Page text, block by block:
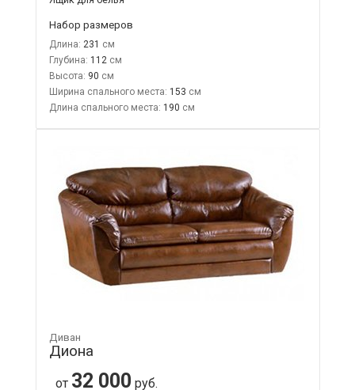
Набор размеров
Длина: 231
Глубина: 112
Высота: 90
Ширина спального места: 153
Длина спального места: 190
Диван
Диона
от 32 000 руб.